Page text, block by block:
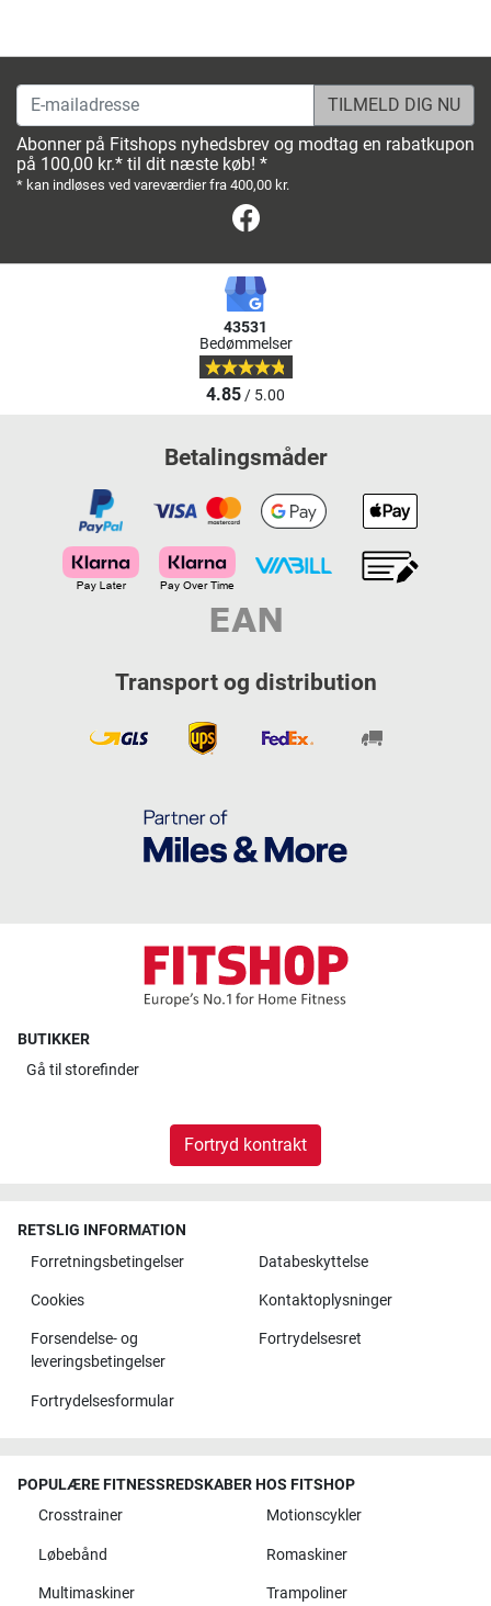
E-mailadresse
Abonner på Fitshops nyhedsbrev og modtag en rabatkupon
på 100,00 kr.* til dit næste køb! *
* kan indløses ved vareværdier fra 400,00 kr.
43531
Bedømmelser
4.85/ 5.00
Betalingsmåder
Transport og distribution
BUTIKKER
Gå til storefinder
Fortryd kontrakt
RETSLIG INFORMATION
Forretningsbetingelser
Databeskyttelse
Cookies Kontaktoplysninger
Forsendelse- og
leveringsbetingelser
Fortrydelsesret
Fortrydelsesformular
POPULÆRE FITNESSREDSKABER HOS FITSHOP
Crosstrainer
Motionscykler
Løbebånd Romaskiner
Multimaskiner Trampoliner